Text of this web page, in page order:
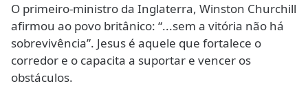
O primeiro-ministro da Inglaterra, Winston Churchill
afirmou ao povo britânico: “...sem a vitória não há
sobrevivência”. Jesus é aquele que fortalece o
corredor e o capacita a suportar e vencer os
obstáculos.